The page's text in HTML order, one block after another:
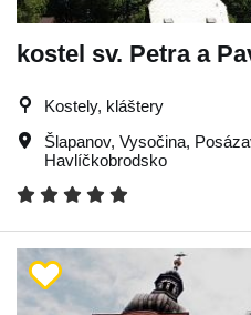
kostel sv. Petra a
Kostely, kláštery
Šlapanov, Vysočina,
Havlíčkobrodsko